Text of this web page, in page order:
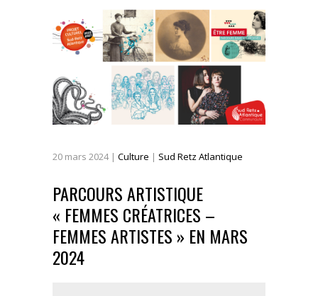
20 mars 2024| Culture | Sud Retz Atlantique
PARCOURS ARTISTIQUE
« FEMMES CRÉATRICES –
FEMMES ARTISTES » EN MARS
2024